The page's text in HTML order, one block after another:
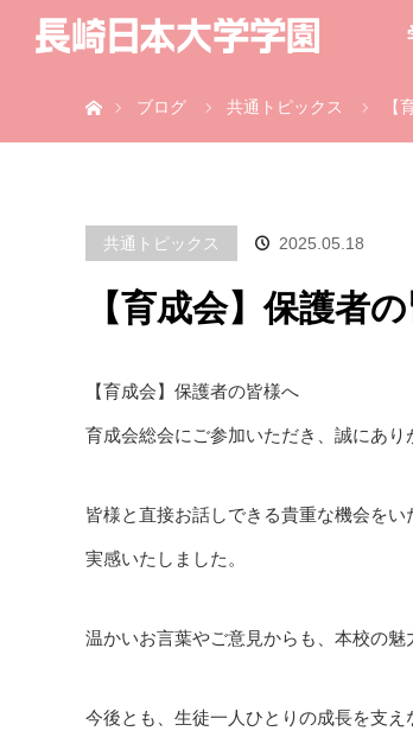
ブログ
共通トピックス 【
共通トピックス 2025.05.18
【育成会】保護者
【育成会】保護者の皆様へ
育成会総会にご参加いただき、誠にあり
皆様と直接お話しできる貴重な機会を
実感いたしました。
温かいお言葉やご意見からも、本校の魅
今後とも、生徒一人ひとりの成長を支え